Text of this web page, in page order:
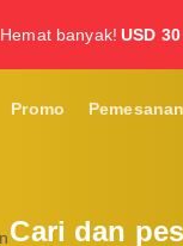
Hemat banyak! USD
Promo Pemesanan
Cari dan